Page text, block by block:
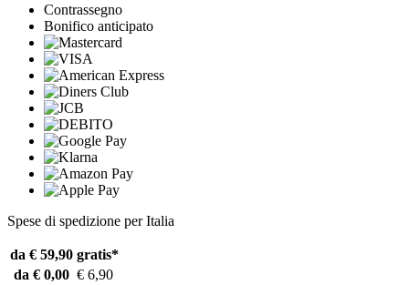
Contrassegno
Bonifico anticipato
Spese di spedizione per Italia
da € 59,90 gratis*
da € 0,00 € 6,90